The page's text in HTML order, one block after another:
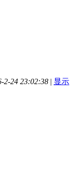
2-24 23:02:38 | 显示